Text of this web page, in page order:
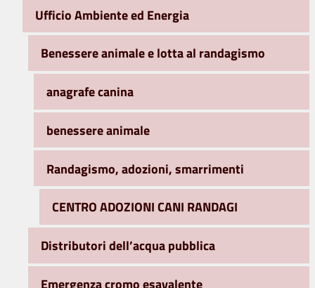
Ufficio Ambiente ed Energia
Benessere animale e lotta al randagismo
anagrafe canina
benessere animale
Randagismo, adozioni, smarrimenti
CENTRO ADOZIONI CANI RANDAGI
Distributori dell’acqua pubblica
Emergenza cromo esavalente